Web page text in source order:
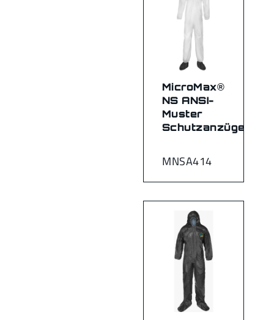
MNSA414
MicroMax®
NS ANSI-
Muster
Schutzanzüge